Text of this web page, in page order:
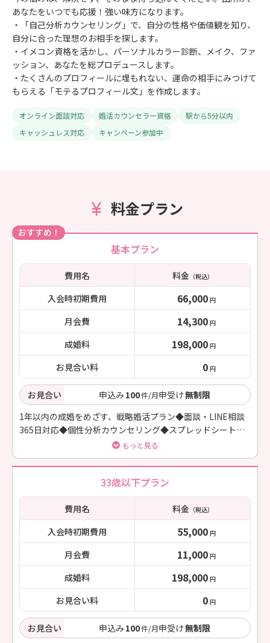
あなたをいつでも応援！強い味方になります。
・「自己分析カウンセリング」で、自分の性格や価値観を知り、
自分に合った理想のお相手を探します。
・イメコン資格を活かし、パーソナルカラー診断、メイク、ファ
ッション、あなたを総プロデュースします。
・たくさんのプロフィールに埋もれない、運命の相手にみつけて
もらえる「モテるプロフィール文」を作成します。
オンライン面談対応 婚活カウンセラー資格
駅から5分以内
キャッシュレス対応
キャンペーン参加中
料金プラン
おすすめ！
基本プラン
費用名 料金（税込）
入会時初期費用 66,000 円
月会費 14,300 円
成婚料 198,000 円
お見合い料 0 円
お見合い 申込み100件/月申受け無制限
1年以内の成婚をめざす、戦略婚活プラン◆面談・LINE相談
365日対応◆個性分析カウンセリング◆スプレッドシートに
てプロフィール文を共同作成◆写真撮影同行◆ファッション
コンサル
もっと見る
33歳以下プラン
費用名 料金（税込）
入会時初期費用 55,000 円
月会費 11,000 円
成婚料 198,000 円
お見合い料 0 円
お見合い 申込み100件/月申受け無制限